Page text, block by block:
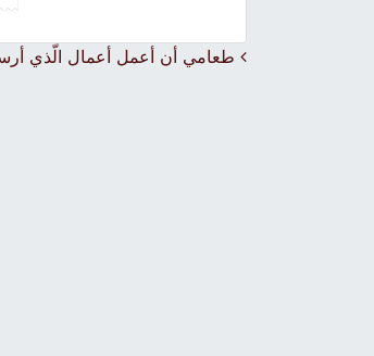
navigation
طعامي أن أعمل أعمال الّذي